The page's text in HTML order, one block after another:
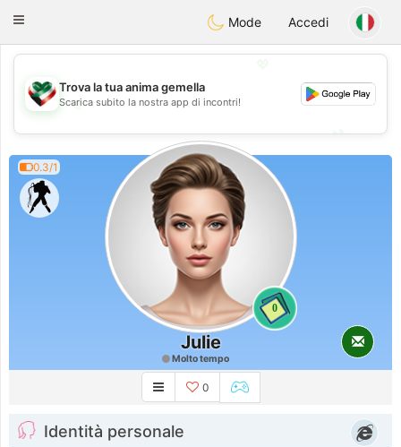
KuwaitChat
Toggle
Mode Accedi
💖
💕
💕
Trova la tua anima gemella
Scarica subito la nostra app di incontri!
0.3/1
0
Julie
Molto tempo
0
Identità personale